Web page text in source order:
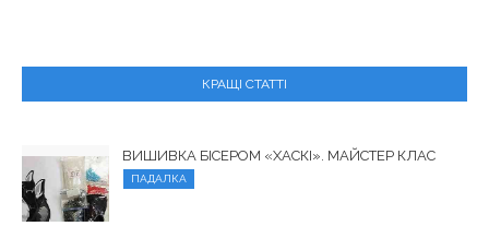
КРАЩІ СТАТТІ
ВИШИВКА БІСЕРОМ «ХАСКІ». МАЙСТЕР КЛАС
ПАДАЛКА